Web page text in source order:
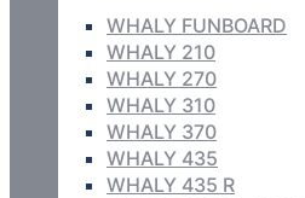
WHALY FUNBOARD
WHALY 210
WHALY 270
WHALY 310
WHALY 370
WHALY 435
WHALY 435 R